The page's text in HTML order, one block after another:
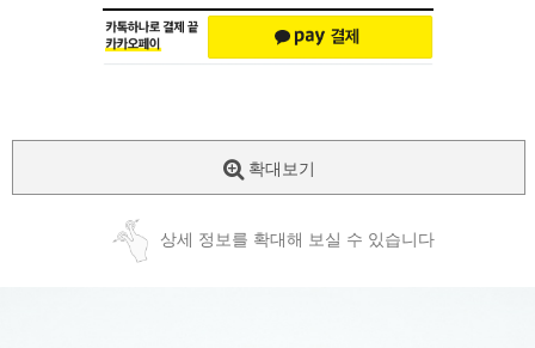
확대보기
상세 정보를 확대해 보실 수 있습니다